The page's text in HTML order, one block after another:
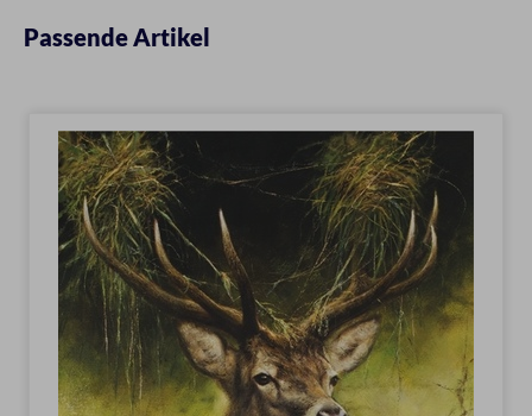
Passende Artikel